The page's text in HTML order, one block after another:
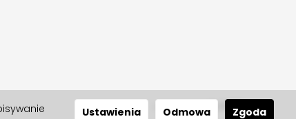
realizacja 2024
Ustawienia Odmowa Zgoda